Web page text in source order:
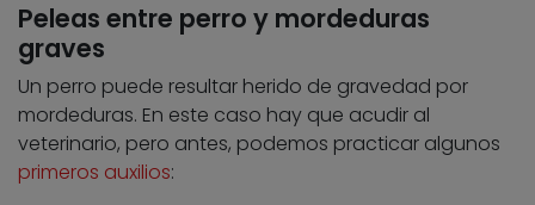
Peleas entre perro y mordeduras
graves
Un perro puede resultar herido de gravedad por
mordeduras. En este caso hay que acudir al
veterinario, pero antes, podemos practicar algunos
primeros auxilios: